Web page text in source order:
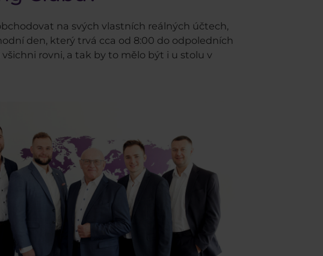
na svých vlastních reálných účtech,
den, který trvá cca od 8:00 do odpoledních
rovni, a tak by to mělo být i u stolu v